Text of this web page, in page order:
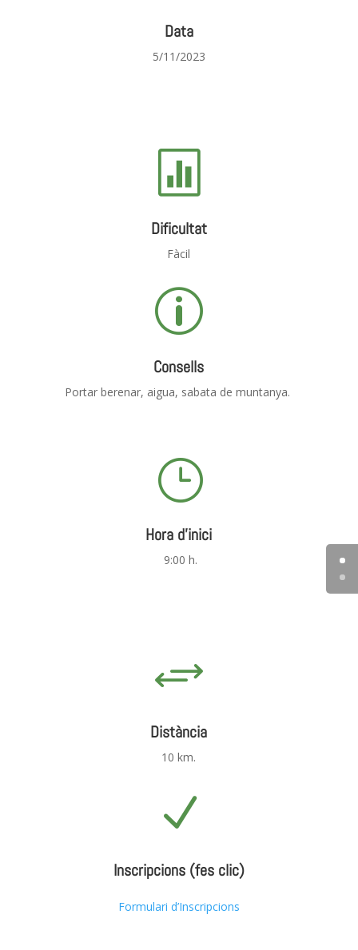
Data
5/11/2023

Dificultat
Fàcil
p
Consells
Portar berenar, aigua, sabata de muntanya.
}
Hora d'inici
9:00 h.
+
Distància
10 km.
N
Inscripcions (fes clic)
Formulari d’Inscripcions